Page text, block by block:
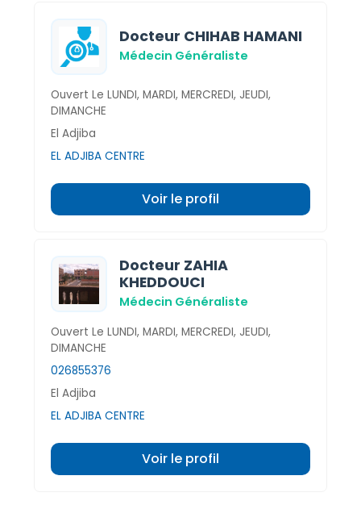
Docteur CHIHAB HAMANI
Médecin Généraliste
Ouvert Le LUNDI, MARDI, MERCREDI, JEUDI,
DIMANCHE
El Adjiba
EL ADJIBA CENTRE
Voir le profil
Docteur ZAHIA
KHEDDOUCI
Médecin Généraliste
Ouvert Le LUNDI, MARDI, MERCREDI, JEUDI,
DIMANCHE
026855376
El Adjiba
EL ADJIBA CENTRE
Voir le profil